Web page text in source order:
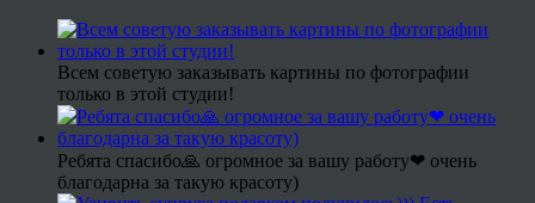
Всем советую заказывать картины по фотографии
только в этой студии!
Ребята спасибо🙏 огромное за вашу работу❤ очень
благодарна за такую красоту)